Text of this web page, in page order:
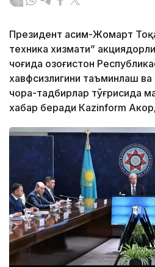
Президент Қасим-Жомарт
техника хизмати”
чоғида Қозоғистон
хавфсизлигини таъминлаш ва
чора-тадбирлар тўғрисида
хабар беради Каzinform